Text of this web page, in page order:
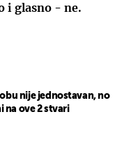
i glasno - ne.
nije jednostavan, no
ove 2 stvari